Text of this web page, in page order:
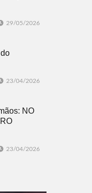
29/05/2026
23/04/2026
NO
23/04/2026